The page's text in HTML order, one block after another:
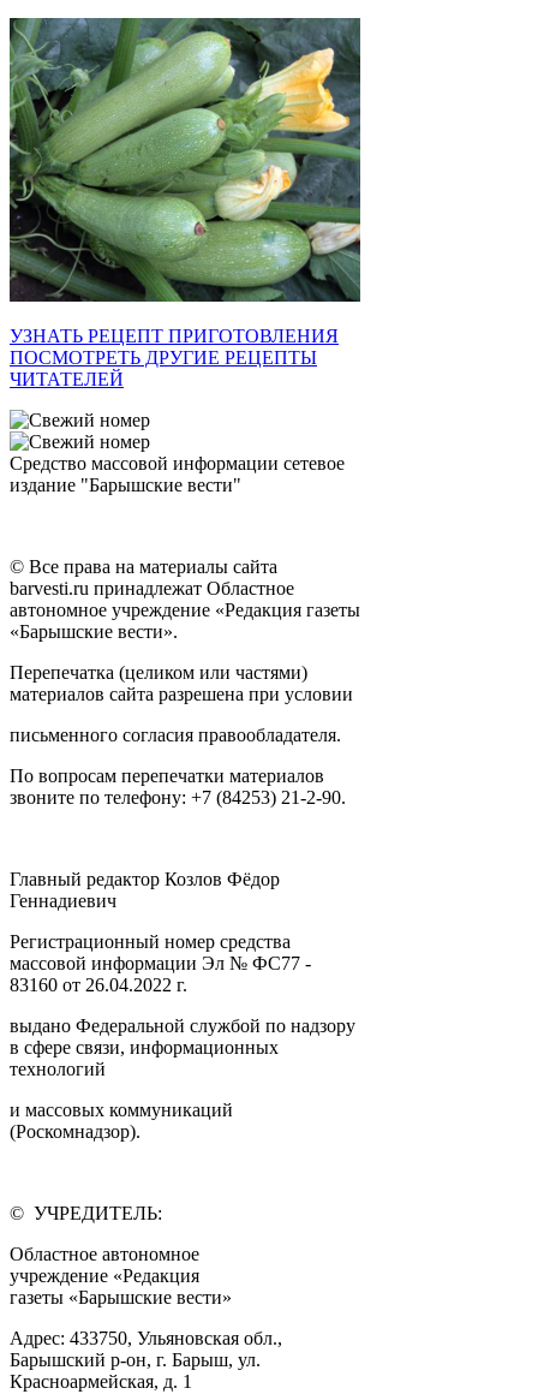
УЗНАТЬ РЕЦЕПТ ПРИГОТОВЛЕНИЯ
ПОСМОТРЕТЬ ДРУГИЕ РЕЦЕПТЫ
ЧИТАТЕЛЕЙ
Средство массовой информации сетевое
издание "Барышские вести"
© Все права на материалы сайта
barvesti.ru принадлежат Областное
автономное учреждение «Редакция газеты
«Барышские вести».
Перепечатка (целиком или частями)
материалов сайта разрешена при условии
письменного согласия правообладателя.
По вопросам перепечатки материалов
звоните по телефону: +7 (84253) 21-2-90.
Главный редактор Козлов Фёдор
Геннадиевич
Регистрационный номер средства
массовой информации Эл № ФС77 -
83160 от 26.04.2022 г.
выдано Федеральной службой по надзору
в сфере связи, информационных
технологий
и массовых коммуникаций
(Роскомнадзор).
© УЧРЕДИТЕЛЬ:
Областное автономное
учреждение «Редакция
газеты «Барышские вести»
Адрес: 433750, Ульяновская обл.,
Барышский р-он, г. Барыш, ул.
Красноармейская, д. 1